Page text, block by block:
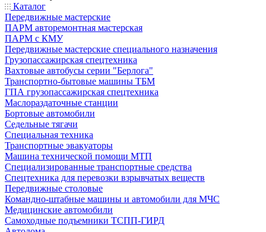
Каталог
Передвижные мастерские
ПАРМ авторемонтная мастерская
ПАРМ с КМУ
Передвижные мастерские специального назначения
Грузопассажирская спецтехника
Вахтовые автобусы серии "Берлога"
Транспортно-бытовые машины ТБМ
ГПА грузопассажирская спецтехника
Маслораздаточные станции
Бортовые автомобили
Седельные тягачи
Специальная техника
Транспортные эвакуаторы
Машина технической помощи МТП
Специализированные транспортные средства
Спецтехника для перевозки взрывчатых веществ
Передвижные столовые
Командно-штабные машины и автомобили для МЧС
Медицинские автомобили
Самоходные подъемники ТСПП-ГИРД